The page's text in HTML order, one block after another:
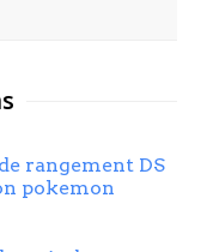
rangement DS
pokemon